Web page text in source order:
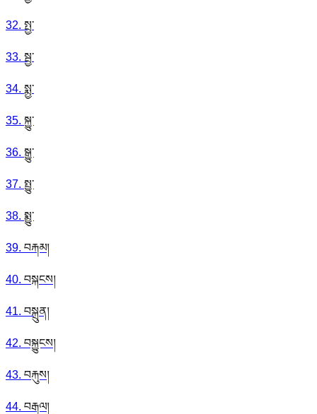
32. སྤྱ་
33. སྦྱ་
34. སྨྱ་
35. སྐྱུ་
36. སྒྱུ་
37. སྤྱུ་
38. སྨྱུ་
39. བརྐམ།
40. བསྐངས།
41. བསྐྲུན།
42. བསྐྱུངས།
43. བརྐུས།
44. བརྒལ།